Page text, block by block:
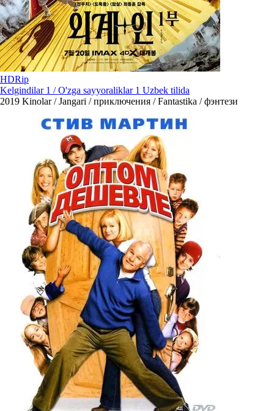
HDRip
Kelgindilar 1 / O'zga sayyoraliklar 1 Uzbek tilida
2019 Kinolar / Jangari / приключения / Fantastika / фэнтези